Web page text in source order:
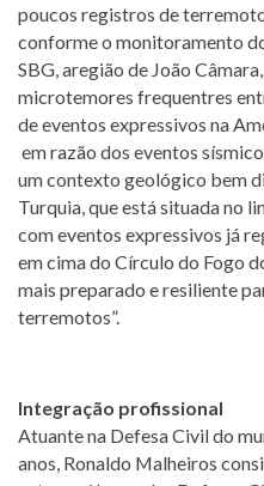
poucos registros de
conforme o monitoramento
SBG, aregião de João
microtemores frequentres
de eventos expressivos na
em razão dos eventos
um contexto geológico bem
Turquia, que está situada no
com eventos expressivos já
em cima do Círculo do Fogo
mais preparado e resiliente
terremotos”.
Integração profissional
Atuante na Defesa Civil do
anos, Ronaldo Malheiros